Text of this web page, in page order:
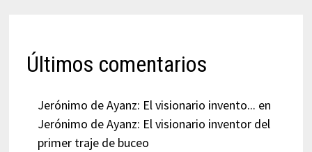
Últimos comentarios
Jerónimo de Ayanz: El visionario invento... en
Jerónimo de Ayanz: El visionario inventor del
primer traje de buceo